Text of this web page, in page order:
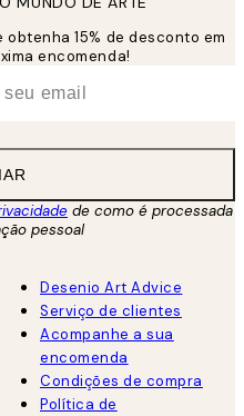
15% de desconto em
encomenda!
de como é processada
pessoal
Desenio Art Advice
Serviço de clientes
Acompanhe a sua
encomenda
Condições de compra
Política de